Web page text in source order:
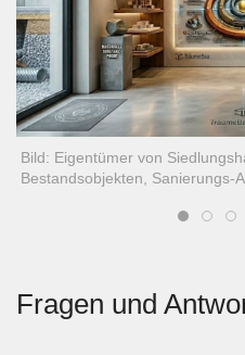
Bild: Eigentümer von
Bestandsobjekten, Sanierungs-
Fragen und